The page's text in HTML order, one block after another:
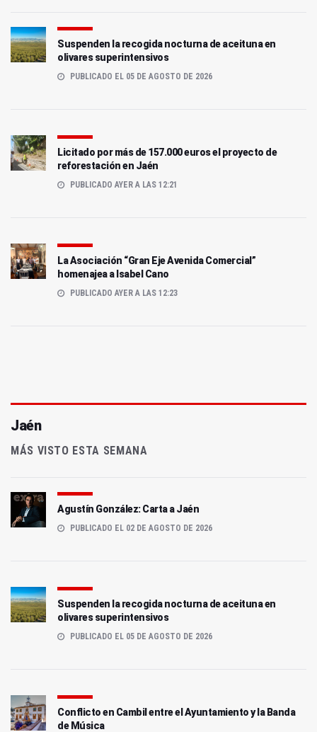
Suspenden la recogida nocturna de aceituna en
olivares superintensivos
PUBLICADO EL 05 DE AGOSTO DE 2026
Licitado por más de 157.000 euros el proyecto de
reforestación en Jaén
PUBLICADO AYER A LAS 12:21
La Asociación “Gran Eje Avenida Comercial”
homenajea a Isabel Cano
PUBLICADO AYER A LAS 12:23
Jaén
MÁS VISTO ESTA SEMANA
Agustín González: Carta a Jaén
PUBLICADO EL 02 DE AGOSTO DE 2026
Suspenden la recogida nocturna de aceituna en
olivares superintensivos
PUBLICADO EL 05 DE AGOSTO DE 2026
Conflicto en Cambil entre el Ayuntamiento y la Banda
de Música